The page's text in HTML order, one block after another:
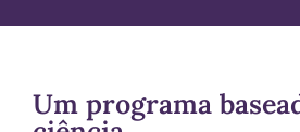
Um programa